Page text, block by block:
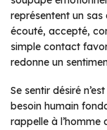
représentent un sas
écouté, accepté,
simple contact
redonne un
Se sentir désiré
besoin humain
rappelle à l’homme